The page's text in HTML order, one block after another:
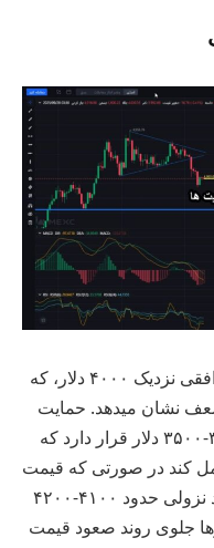
چارت روزانه نشاندهنده خط حمایت افقی نزدیک ۴۰۰۰ دلار، که
ضعف نشان میدهد. حمایت
پایینتر از پرشهای قبلی در حدود ۳۳۰۰-۳۵۰۰ دلار قرار دارد که
کند در صورتی که قیمت
بیشتر افت کند. مقاومت در خط روند نزولی حدود ۴۱۰۰-۴۲۰۰
جلوی روند صعود قیمت